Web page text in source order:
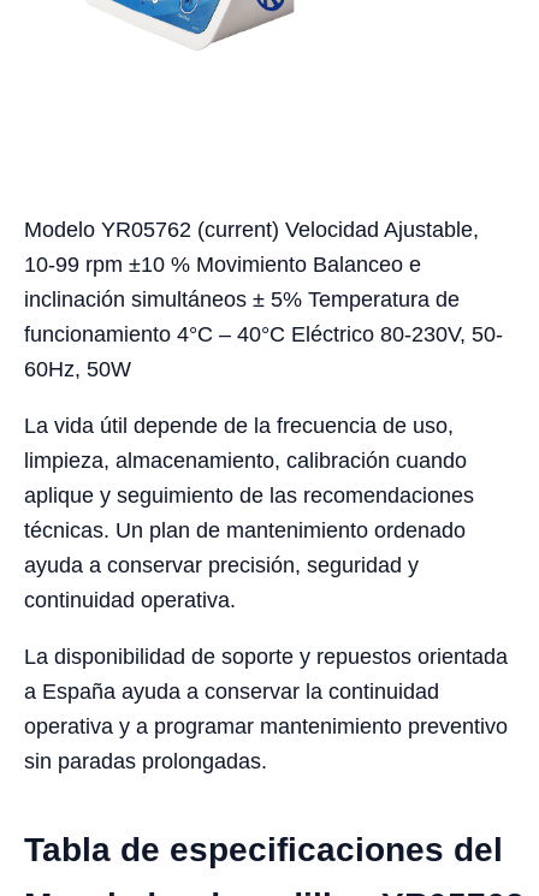
Modelo YR05762 (current) Velocidad Ajustable,
10-99 rpm ±10 % Movimiento Balanceo e
inclinación simultáneos ± 5% Temperatura de
funcionamiento 4°C – 40°C Eléctrico 80-230V, 50-
60Hz, 50W
La vida útil depende de la frecuencia de uso,
limpieza, almacenamiento, calibración cuando
aplique y seguimiento de las recomendaciones
técnicas. Un plan de mantenimiento ordenado
ayuda a conservar precisión, seguridad y
continuidad operativa.
La disponibilidad de soporte y repuestos orientada
a España ayuda a conservar la continuidad
operativa y a programar mantenimiento preventivo
sin paradas prolongadas.
Tabla de especificaciones del